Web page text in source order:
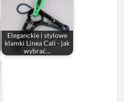
Eleganckie i stylowe
klamki Linea Cali - jak
wybrać…